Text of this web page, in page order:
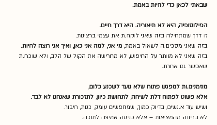
שבאתי לכאן כדי לחיות באמת.
הפילוסופיה, היא לא תיאוריה. היא דרך חיים.
זו דרך שמתחילה בזה שאני לוקח.ת את עצמי ברצינות.
בזה שאני מסכים.ה לשאול באמת, מי אני, למה אני כאן, ואיך אני רוצה לחיות.
בזה שאני לא מוותר על החיפוש, לא מחרישה את הקול של הלב, ולא שוכח.ת
שאפשר גם אחרת.
מוזמנים.ות למפגש פתוח שלא נועד לשכנע כלום,
אלא פשוט לפתוח דלת לשיחה, לתחושת כיוון, לתזכורת שאנחנו לא לבד.
ושיש עוד א.נשים, בדיוק כמוך, שמחפשים עומק, כנות, חיבור.
לא בריחה מהמציאות – אלא כניסה אמיצה לתוכה.